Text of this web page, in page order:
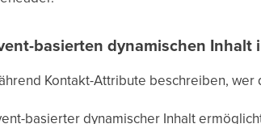
basierten dynamischen Inhalt
Kontakt-Attribute beschreiben,
basierter dynamischer Inhalt